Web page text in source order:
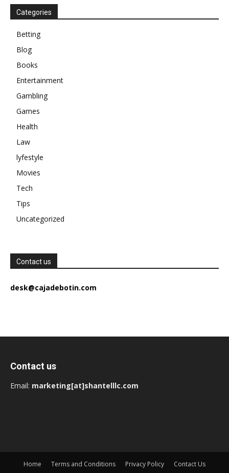
Categories
Betting
Blog
Books
Entertainment
Gambling
Games
Health
Law
lyfestyle
Movies
Tech
Tips
Uncategorized
Contact us
desk@cajadebotin.com
Contact us
Email: marketing[at]shantelllc.com
Home Terms and Conditions Privacy Policy Contact Us